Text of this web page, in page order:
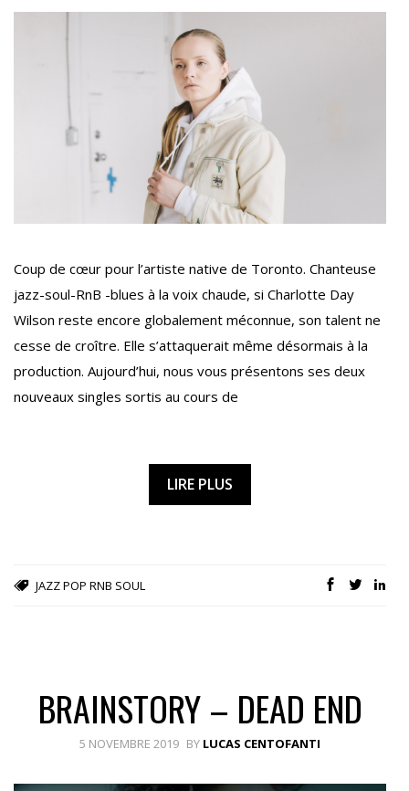
Coup de cœur pour l’artiste native de Toronto. Chanteuse
jazz-soul-RnB -blues à la voix chaude, si Charlotte Day
Wilson reste encore globalement méconnue, son talent ne
cesse de croître. Elle s’attaquerait même désormais à la
production. Aujourd’hui, nous vous présentons ses deux
nouveaux singles sortis au cours de
LIRE PLUS
JAZZPOP RNB SOUL
BRAINSTORY – DEAD END
5 NOVEMBRE 2019 BY LUCAS CENTOFANTI